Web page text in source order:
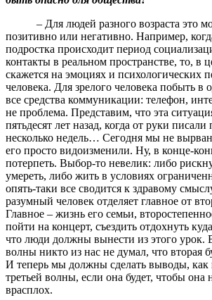
– Для людей разного возраста это
позитивно или негативно. Например,
подростка происходит период
контакты в реальном пространстве, то, в
скажется на эмоциях и психологических
человека. Для зрелого человека побыть в
все средства коммуникации: телефон,
не проблема. Представим, что эта
пятьдесят лет назад, когда от руки
несколько недель… Сегодня мы не
его просто видоизменили. Ну, в конце-
потерпеть. Выбор-то невелик: либо
умереть, либо жить в условиях
опять-таки все сводится к здравому
разумный человек отделяет главное от
Главное – жизнь его семьи,
пойти на концерт, съездить отдохнуть
что люди должны вынести из этого урок.
волны никто из нас не думал, что вторая
И теперь мы должны сделать выводы, как
третьей волны, если она будет, чтобы она
врасплох.